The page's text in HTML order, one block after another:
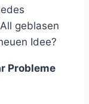
geblasen
Idee?
Probleme